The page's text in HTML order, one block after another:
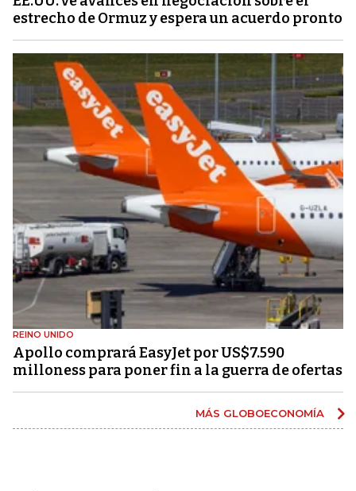
estrecho de Ormuz y espera un acuerdo pronto
REINO UNIDO
Apollo comprará EasyJet por US$7.590
milloness para poner fin a la guerra de ofertas
MÁS GLOBOECONOMÍA